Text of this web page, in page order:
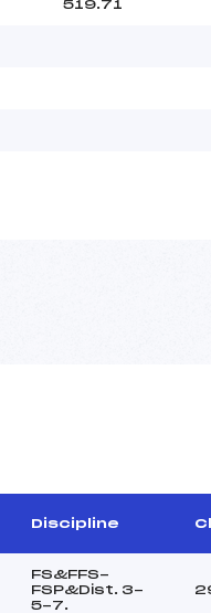
519.71
Discipline
FS&FFS-
FSP&Dist. 3-
5-7.